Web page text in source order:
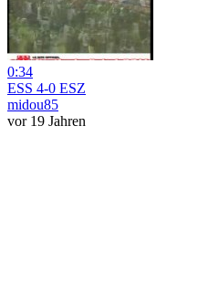
0:34
ESS 4-0 ESZ
midou85
vor 19 Jahren